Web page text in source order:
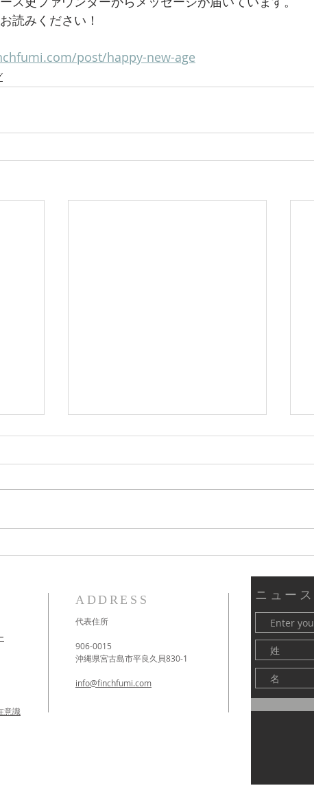
読みください！
post/happy-new-age
紐解かれる神聖な真実
意識
ADDRESS
代表住所
906-0015
沖縄県宮古島市平良久貝830-1
info@finchfumi.com
ニュー